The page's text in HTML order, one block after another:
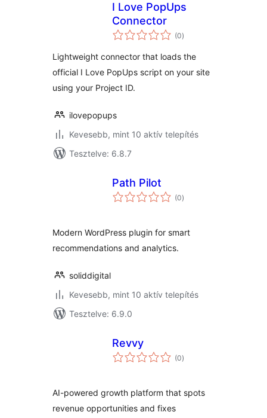
I Love PopUps
Connector
(0értékelés
összesen
)
Lightweight connector that loads the
official I Love PopUps script on your site
using your Project ID.
ilovepopups
Kevesebb, mint 10 aktív telepítés
Tesztelve: 6.8.7
Path Pilot
(0értékelés
összesen
)
Modern WordPress plugin for smart
recommendations and analytics.
soliddigital
Kevesebb, mint 10 aktív telepítés
Tesztelve: 6.9.0
Revvy
(0értékelés
összesen
)
AI-powered growth platform that spots
revenue opportunities and fixes